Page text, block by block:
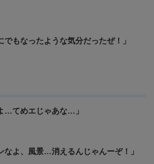
でもなったような気分だったぜ！」
…てめエじゃあな…」
なよ、風景…消えるんじゃんーぞ！」